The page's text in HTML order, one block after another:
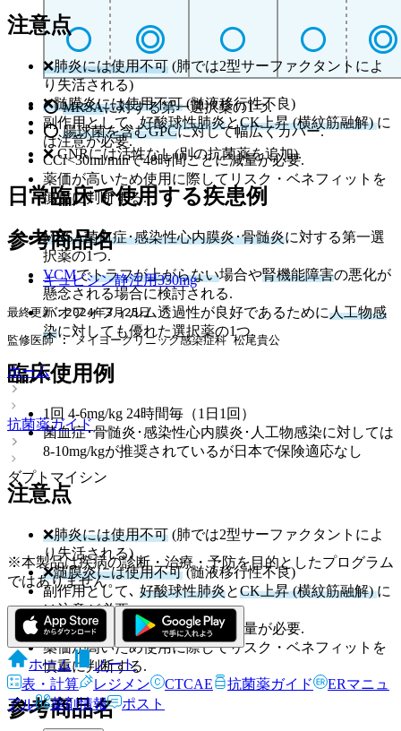
注意点
❌肺炎には使用不可 (肺では2型サーファクタントによ
り失活される)
❌髄膜炎には使用不可(髄液移行性不良)
副作用として､好酸球性肺炎とCK上昇 (横紋筋融解)に
は注意が必要.
CCr<30ml/minで48時間ごとに減量が必要.
薬価が高いため使用に際してリスク・ベネフィットを
慎重に判断する.
参考商品名
キュビシン静注用350mg
最終更新：2024年3月25日
監修医師 : メイヨークリニック感染症科 松尾貴公
ホーム
抗菌薬ガイド
ダプトマイシン
※本製品は疾病の診断・治療・予防を目的としたプログラム
ではありません。
ホーム
ノート
表・計算
レジメン CTCAE 抗菌薬ガイド
ERマニュ
アル
薬剤情報 ポスト
⭕MRSAに対する第一選択薬の1つ.
⭕腸球菌を含むGPCに対して幅広くカバー.
❌ GNRには活性なし(別の抗菌薬を追加).
日常臨床で使用する疾患例
MRSA菌血症･感染性心内膜炎･骨髄炎に対する第一選
択薬の1つ.
VCMでトラフが上がらない場合や腎機能障害の悪化が
懸念される場合に検討される.
バオフォフィルム透過性が良好であるために人工物感
染に対しても優れた選択薬の1つ.
臨床使用例
1回 4-6mg/kg 24時間毎（1日1回）
菌血症･骨髄炎･感染性心内膜炎･人工物感染に対しては
8-10mg/kgが推奨されているが日本で保険適応なし
注意点
❌肺炎には使用不可 (肺では2型サーファクタントによ
り失活される)
❌髄膜炎には使用不可(髄液移行性不良)
副作用として､ 好酸球性肺炎とCK上昇 (横紋筋融解)に
は注意が必要.
CCr<30ml/minで48時間ごとに減量が必要.
薬価が高いため使用に際してリスク・ベネフィットを
慎重に判断する.
参考商品名